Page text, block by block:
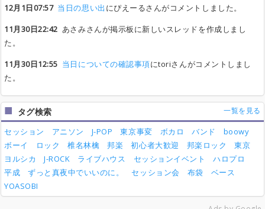
12月1日07:57 当日の思い出 にぴえーるさんがコメントしました。
11月30日22:42 あさみさんが掲示板に新しいスレッドを作成しまし
た。
11月30日12:55 当日についての確認事項にtoriさんがコメントしまし
た。
タグ検索 一覧を見る
セッション アニソン J-POP 東京事変 ボカロ バンド
boowy
ボーイ
ロック 椎名林檎 邦楽 初心者大歓迎 邦楽ロック
東京
ヨルシカ
J-ROCK ライブハウス セッションイベント
ハロプロ
平成
ずっと真夜中でいいのに。 セッション会 布袋
ベース
YOASOBI